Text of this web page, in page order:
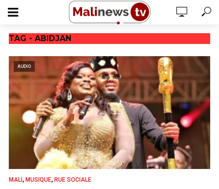
TAG - ABIDJAN
AUDIO
MALI , MUSIQUE, RUE SOCIALE